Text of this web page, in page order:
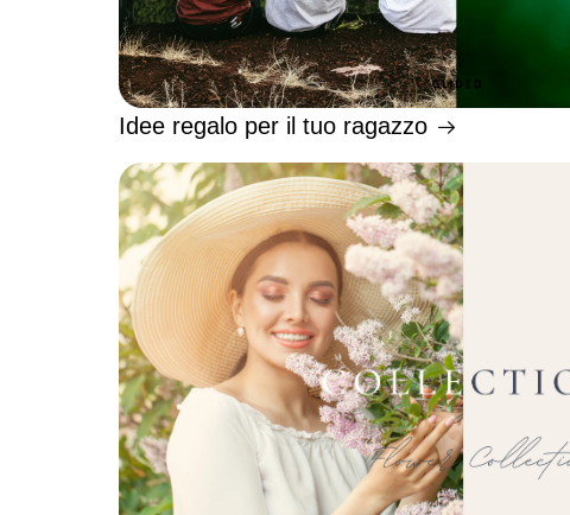
Idee regalo per il tuo ragazzo